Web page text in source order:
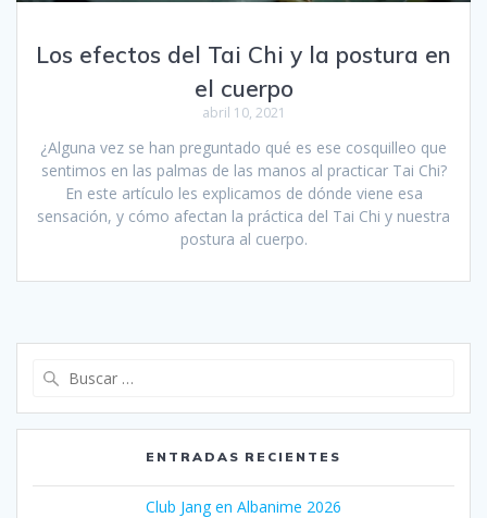
Los efectos del Tai Chi y la postura en
el cuerpo
abril 10, 2021
¿Alguna vez se han preguntado qué es ese cosquilleo que
sentimos en las palmas de las manos al practicar Tai Chi?
En este artículo les explicamos de dónde viene esa
sensación, y cómo afectan la práctica del Tai Chi y nuestra
postura al cuerpo.
ENTRADAS RECIENTES
Club Jang en Albanime 2026